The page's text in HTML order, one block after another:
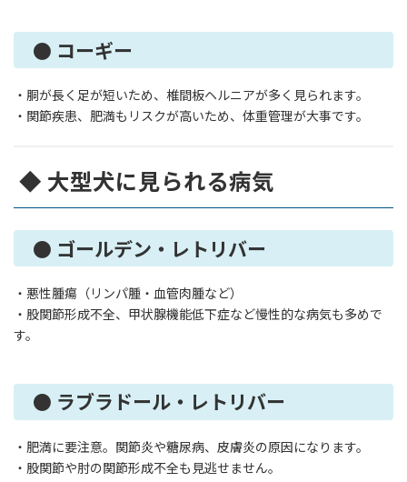
● コーギー
・胴が長く足が短いため、椎間板ヘルニアが多く見られます。
・関節疾患、肥満もリスクが高いため、体重管理が大事です。
◆ 大型犬に見られる病気
● ゴールデン・レトリバー
・悪性腫瘍（リンパ腫・血管肉腫など）
・股関節形成不全、甲状腺機能低下症など慢性的な病気も多めで
す。
● ラブラドール・レトリバー
・肥満に要注意。関節炎や糖尿病、皮膚炎の原因になります。
・股関節や肘の関節形成不全も見逃せません。